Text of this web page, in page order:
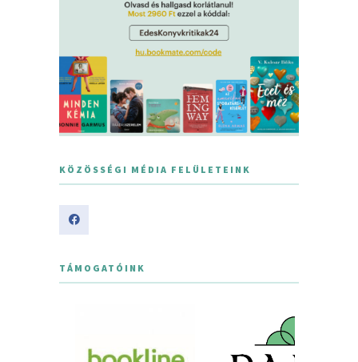
KÖZÖSSÉGI MÉDIA FELÜLETEINK
TÁMOGATÓINK